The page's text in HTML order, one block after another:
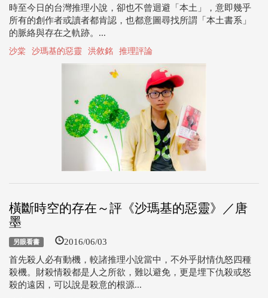
時至今日的台灣推理小說，卻也不曾迴避「本土」，意即幾乎
所有的創作者或讀者都肯認，也都意圖尋找所謂「本土書系」
的脈絡與存在之軌跡。...
沙棠 沙瑪基的惡靈 洪敘銘 推理評論
橫斷時空的存在～評《沙瑪基的惡靈》／唐
墨
另眼看書 2016/06/03
首先殺人必有動機，較諸推理小說當中，不外乎財情仇怒四種
殺機。財殺情殺都是人之所欲，難以避免，更是埋下仇殺或怒
殺的遠因，可以說是殺意的根源...